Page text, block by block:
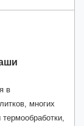
в
многих